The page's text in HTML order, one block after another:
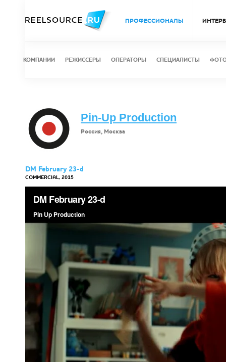
ПРОФЕССИОНАЛЫ
КОМПАНИИ РЕЖИССЕРЫ ОПЕРАТОРЫ СПЕЦИАЛИСТЫ
Pin-Up Production
Россия, Москва
DM February 23-d
COMMERCIAL, 2015